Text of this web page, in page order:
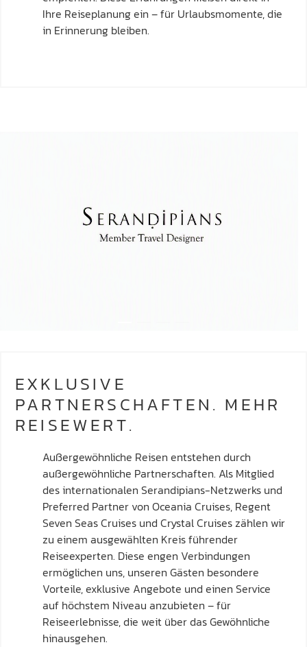
Ihre Reiseplanung ein – für Urlaubsmomente, die
in Erinnerung bleiben.
EXKLUSIVE
PARTNERSCHAFTEN. MEHR
REISEWERT.
Außergewöhnliche Reisen entstehen durch
außergewöhnliche Partnerschaften. Als Mitglied
des internationalen Serandipians-Netzwerks und
Preferred Partner von Oceania Cruises, Regent
Seven Seas Cruises und Crystal Cruises zählen wir
zu einem ausgewählten Kreis führender
Reiseexperten. Diese engen Verbindungen
ermöglichen uns, unseren Gästen besondere
Vorteile, exklusive Angebote und einen Service
auf höchstem Niveau anzubieten – für
Reiseerlebnisse, die weit über das Gewöhnliche
hinausgehen.